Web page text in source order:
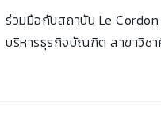
ร่วมมือกับสถาบัน Le
บริหารธุรกิจบัณฑิต สาขาวิชา